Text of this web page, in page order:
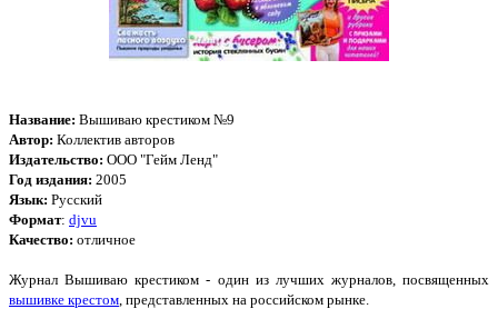
Название: Вышиваю крестиком №9
Автор: Коллектив авторов
Издательство: ООО "Гейм Ленд"
Год издания: 2005
Язык: Русский
Формат: djvu
Качество: отличное
Журнал Вышиваю крестиком - один из лучших журналов, посвященных
вышивке крестом , представленных на российском рынке.